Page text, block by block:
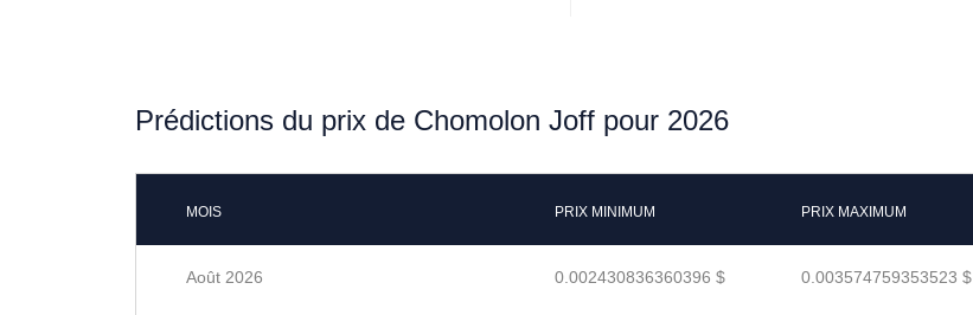
Prédictions du prix de Chomolon Joff pour 2026
MOIS PRIX MINIMUM PRIX MAXIMUM
Août 2026 0.002430836360396 $ 0.003574759353523 $